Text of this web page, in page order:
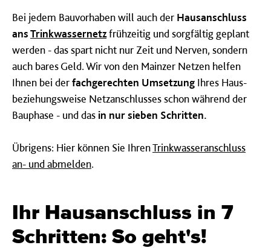
Bei jedem Bauvorhaben will auch der Hausanschluss
ansTrinkwassernetzfrühzeitig und sorgfältig geplant
werden - das spart nicht nur Zeit und Nerven, sondern
auch bares Geld. Wir von den Mainzer Netzen helfen
Ihnen bei derfachgerechten Umsetzung Ihres Haus-
beziehungsweise Netzanschlusses schon während der
Bauphase - und das in nur sieben Schritten.
Übrigens: Hier können Sie IhrenTrinkwasseranschluss
an- und abmelden.
Ihr Haus­an­schluss in 7
Schrit­ten: So geht's!